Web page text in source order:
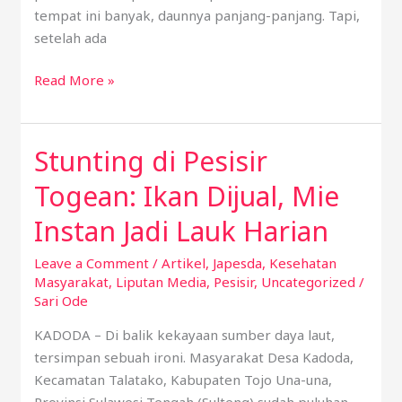
tempat ini banyak, daunnya panjang-panjang. Tapi,
setelah ada
Read More »
Stunting di Pesisir
Togean: Ikan Dijual, Mie
Instan Jadi Lauk Harian
Leave a Comment /Artikel, Japesda, Kesehatan
Masyarakat, Liputan Media, Pesisir, Uncategorized /
Sari Ode
KADODA – Di balik kekayaan sumber daya laut,
tersimpan sebuah ironi. Masyarakat Desa Kadoda,
Kecamatan Talatako, Kabupaten Tojo Una-una,
Stunting
di
Pesisir
Togean:
Ikan
Dijual,
Mie
Instan
Jadi
Lauk
Harian